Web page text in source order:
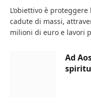
L’obiettivo è
cadute di massi,
milioni di euro e lavori
Ad